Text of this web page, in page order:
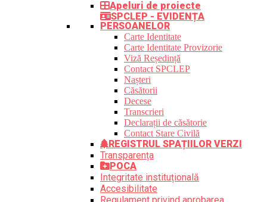
Apeluri de proiecte
SPCLEP - EVIDENȚA
PERSOANELOR
Carte Identitate
Carte Identitate Provizorie
Viză Reședință
Contact SPCLEP
Nașteri
Căsătorii
Decese
Transcrieri
Declarații de căsătorie
Contact Stare Civilă
REGISTRUL SPAȚIILOR VERZI
Transparența
POCA
Integritate instituțională
Accesibilitate